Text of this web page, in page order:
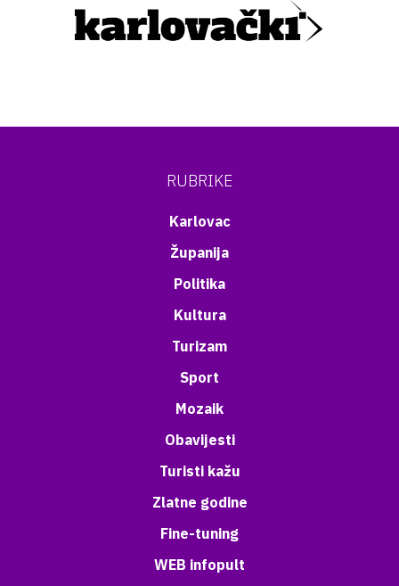
RUBRIKE
Karlovac
Županija
Politika
Kultura
Turizam
Sport
Mozaik
Obavijesti
Turisti kažu
Zlatne godine
Fine-tuning
WEB infopult